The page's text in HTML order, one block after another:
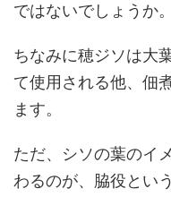
ではないでしょうか。
ちなみに穂ジソは大
て使用される他、佃
ます。
ただ、シソの葉のイ
わるのが、脇役とい